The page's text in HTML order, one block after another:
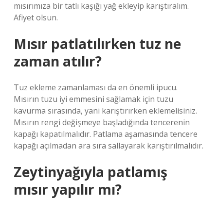
mısırımıza bir tatlı kaşığı yağ ekleyip karıştıralım.
Afiyet olsun.
Mısır patlatılırken tuz ne
zaman atılır?
Tuz ekleme zamanlaması da en önemli ipucu.
Mısırın tuzu iyi emmesini sağlamak için tuzu
kavurma sırasında, yani karıştırırken eklemelisiniz.
Mısırın rengi değişmeye başladığında tencerenin
kapağı kapatılmalıdır. Patlama aşamasında tencere
kapağı açılmadan ara sıra sallayarak karıştırılmalıdır.
Zeytinyağıyla patlamış
mısır yapılır mı?